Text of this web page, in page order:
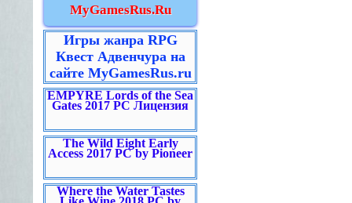
MyGamesRus.Ru
Игры жанра RPG
Квест Адвенчура на
сайте MyGamesRus.ru
EMPYRE Lords of the Sea
Gates 2017 PC Лицензия
The Wild Eight Early
Access 2017 PC by Pioneer
Where the Water Tastes